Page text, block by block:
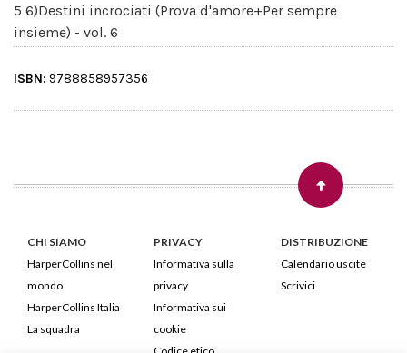
5 6)Destini incrociati (Prova d'amore+Per sempre
insieme) - vol. 6
ISBN: 9788858957356
CHI SIAMO
HarperCollins nel
mondo
HarperCollins Italia
La squadra
PRIVACY
Informativa sulla
privacy
Informativa sui
cookie
DISTRIBUZIONE
Calendario uscite
Scrivici